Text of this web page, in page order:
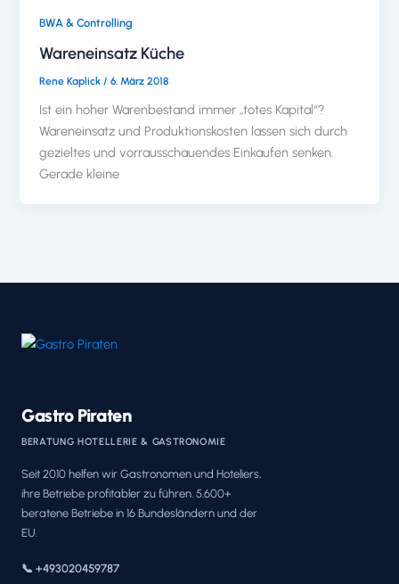
BWA & Controlling
Wareneinsatz Küche
Rene Kaplick /6. März 2018
Ist ein hoher Warenbestand immer „totes Kapital“?
Wareneinsatz und Produktionskosten lassen sich durch
gezieltes und vorrausschauendes Einkaufen senken.
Gerade kleine
Gastro Piraten
BERATUNG HOTELLERIE & GASTRONOMIE
Seit 2010 helfen wir Gastronomen und Hoteliers,
ihre Betriebe profitabler zu führen. 5.600+
beratene Betriebe in 16 Bundesländern und der
EU.
📞 +493020459787